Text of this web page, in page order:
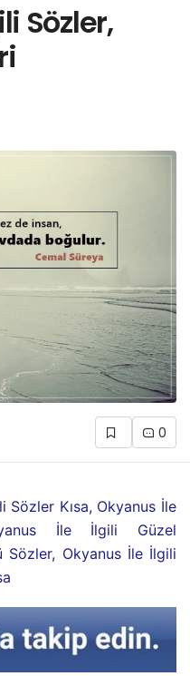
Sözler,
0
Sözler Kısa, Okyanus İle
İle İlgili Güzel
Sözler, Okyanus İle İlgili